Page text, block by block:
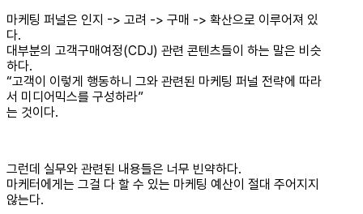
마케팅 퍼널은 인지 -> 고려 -> 구매 -> 확산으로 이루어져 있
다.
대부분의 고객구매여정(CDJ) 관련 콘텐츠들이 하는 말은 비슷
하다.
“고객이 이렇게 행동하니 그와 관련된 마케팅 퍼널 전략에 따라
서 미디어믹스를 구성하라”
는 것이다.
그런데 실무와 관련된 내용들은 너무 빈약하다.
마케터에게는 그걸 다 할 수 있는 마케팅 예산이 절대 주어지지
않는다.